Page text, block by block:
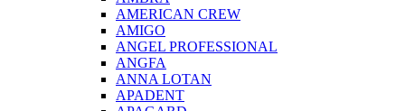
AMERICAN CREW
AMIGO
ANGEL PROFESSIONAL
ANGFA
ANNA LOTAN
APADENT